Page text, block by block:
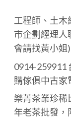
工程師、土
市企劃經理人
會請找黃小姐
0914-259911
購傢俱中古家
樂菁茶業珍稀
年老茶批發，